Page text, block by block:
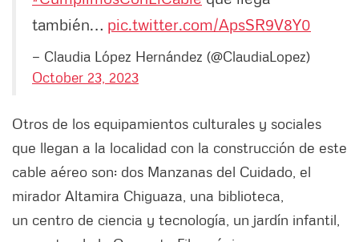
también… pic.twitter.com/ApsSR9V8Y0
— Claudia López Hernández (@ClaudiaLopez)
October 23, 2023
Otros de los equipamientos culturales y sociales
que llegan a la localidad con la construcción de este
cable aéreo son: dos Manzanas del Cuidado, el
mirador Altamira Chiguaza, una biblioteca,
un centro de ciencia y tecnología, un jardín infantil,